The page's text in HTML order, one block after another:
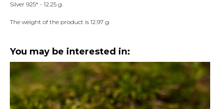
Silver 925* - 12.25 g.
The weight of the product is 12.97 g.
You may be interested in: